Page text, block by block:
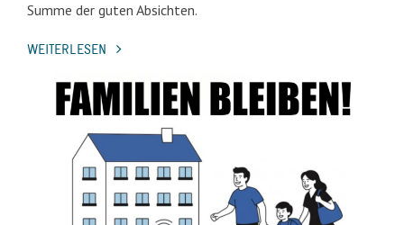
Summe der guten Absichten.
WEITERLESEN